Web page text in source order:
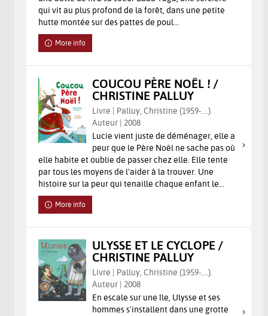
qui vit au plus profond de la forêt, dans une petite
hutte montée sur des pattes de poul...
More info
COUCOU PÈRE NOËL ! /
CHRISTINE PALLUY
Livre | Palluy, Christine (1959-....).
Auteur | 2008
Lucie vient juste de déménager, elle a
peur que le Père Noël ne sache pas où
elle habite et oublie de passer chez elle. Elle tente
par tous les moyens de l'aider à la trouver. Une
histoire sur la peur qui tenaille chaque enfant le...
More info
ULYSSE ET LE CYCLOPE /
CHRISTINE PALLUY
Livre | Palluy, Christine (1959-....).
Auteur | 2008
En escale sur une île, Ulysse et ses
hommes s'installent dans une grotte